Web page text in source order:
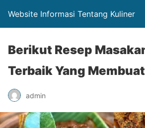
Website Informasi Tentang Kuliner
Berikut Resep
Terbaik Yang
admin